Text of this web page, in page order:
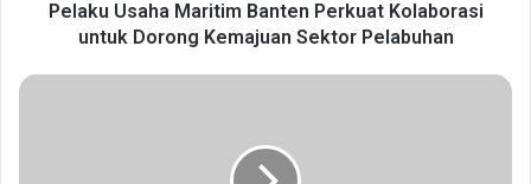
a
Pelaku Usaha Maritim Banten Perkuat Kolaborasi
untuk Dorong Kemajuan Sektor Pelabuhan
R